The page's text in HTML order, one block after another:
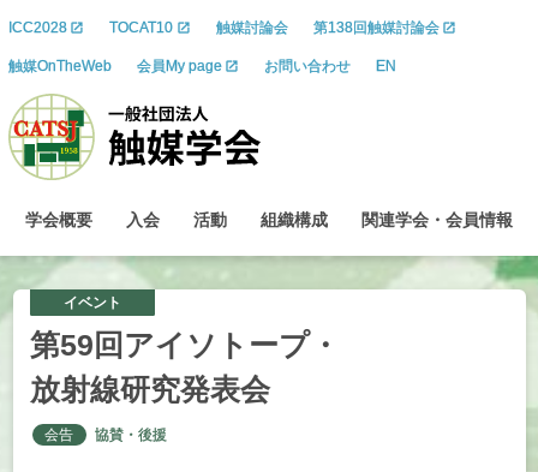
ICC2028 TOCAT10 触媒討論会 第138回触媒討論会
触媒OnTheWeb 会員My page お問い合わせ EN
学会概要 入会 活動 組織構成 関連学会 ・ 会員情報
イベント
第59 回 アイソトープ・
放射線研究発表会
会告 協賛・後援